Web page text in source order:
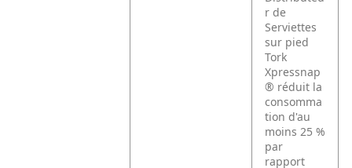
r de
Serviettes
sur pied
Tork
Xpressnap
® réduit la
consomma
tion d'au
moins 25 %
par
rapport